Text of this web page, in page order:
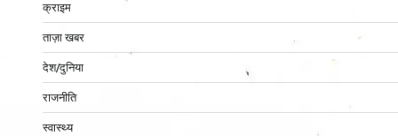
क्राइम
ताज़ा खबर
देश/दुनिया
राजनीति
स्वास्थ्य